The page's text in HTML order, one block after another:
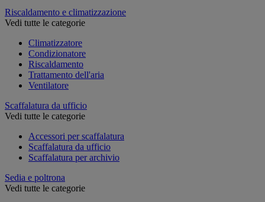
Riscaldamento e climatizzazione
Vedi tutte le categorie
Climatizzatore
Condizionatore
Riscaldamento
Trattamento dell'aria
Ventilatore
Scaffalatura da ufficio
Vedi tutte le categorie
Accessori per scaffalatura
Scaffalatura da ufficio
Scaffalatura per archivio
Sedia e poltrona
Vedi tutte le categorie